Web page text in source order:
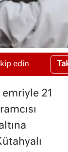
edin
21